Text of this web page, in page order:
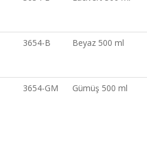
3654-B Beyaz 500 ml
3654-GM Gümüş 500 ml